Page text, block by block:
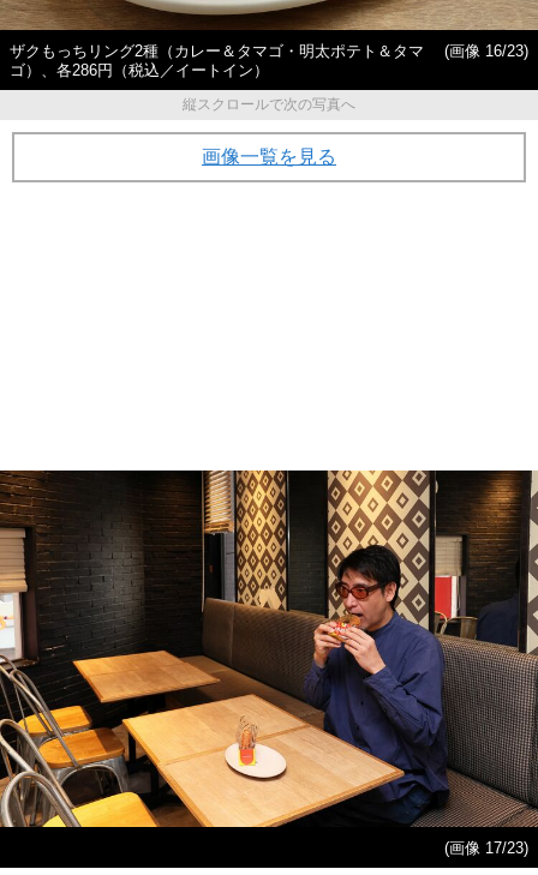
ザクもっちリング2種（カレー＆タマゴ・明太ポテト＆タマ
ゴ）、各286円（税込／イートイン）
(画像 16/23)
縦スクロールで次の写真へ
画像一覧を見る
(画像 17/23)